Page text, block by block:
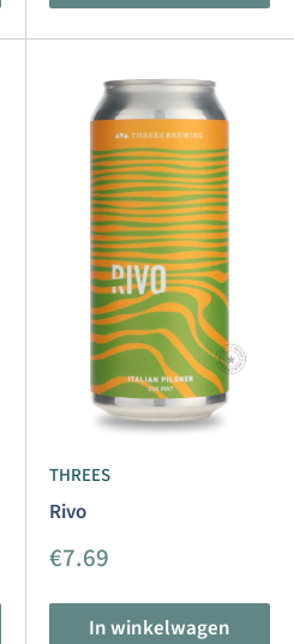
THREES
Rivo
Aanbiedingsprijs
€7.69
In winkelwagen